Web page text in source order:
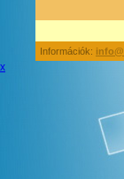
Információk:
x